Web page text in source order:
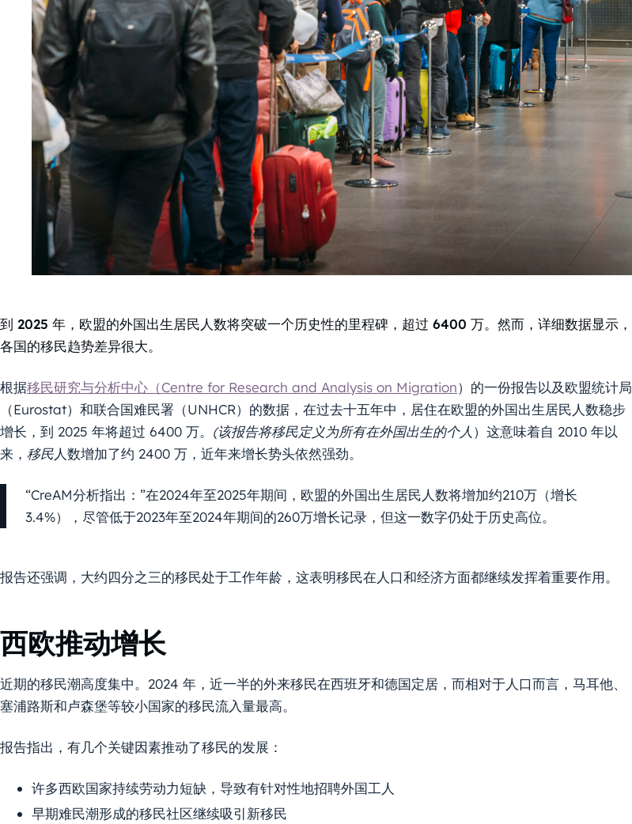
到 2025 年，欧盟的外国出生居民人数将突破一个历史性的里程碑，超过 6400 万。然而，详细数据显示，
各国的移民趋势差异很大。
根据移民研究与分析中心（Centre for Research and Analysis on Migration）的一份报告以及欧盟统计局
（Eurostat）和联合国难民署（UNHCR）的数据，在过去十五年中，居住在欧盟的外国出生居民人数稳步
增长，到 2025 年将超过 6400 万。 (该报告将移民定义为所有在外国出生的个人 ）这意味着自 2010 年以
来， 移民人数增加了约 2400 万，近年来增长势头依然强劲。
“CreAM分析指出：”在2024年至2025年期间，欧盟的外国出生居民人数将增加约210万（增长
3.4%），尽管低于2023年至2024年期间的260万增长记录，但这一数字仍处于历史高位。
报告还强调，大约四分之三的移民处于工作年龄，这表明移民在人口和经济方面都继续发挥着重要作用。
西欧推动增长
近期的移民潮高度集中。2024 年，近一半的外来移民在西班牙和德国定居，而相对于人口而言，马耳他、
塞浦路斯和卢森堡等较小国家的移民流入量最高。
报告指出，有几个关键因素推动了移民的发展：
许多西欧国家持续劳动力短缺，导致有针对性地招聘外国工人
早期难民潮形成的移民社区继续吸引新移民